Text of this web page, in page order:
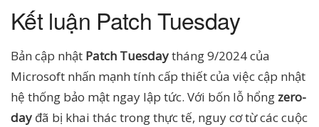
Kết luận Patch Tuesday
Bản cập nhật Patch Tuesdaytháng 9/2024 của
Microsoft nhấn mạnh tính cấp thiết của việc cập nhật
hệ thống bảo mật ngay lập tức. Với bốn lỗ hổng zero-
day đã bị khai thác trong thực tế, nguy cơ từ các cuộc